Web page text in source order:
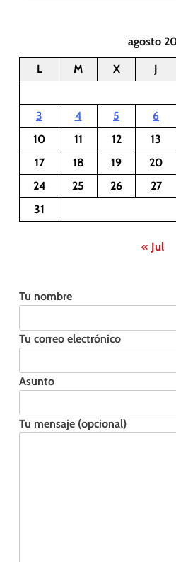
agosto
L M X J
3
4 5 6
10
11 12 13
17
18 19 20
24
25 26 27
31
« Jul
Tu nombre
Tu correo electrónico
Asunto
Tu mensaje (opcional)